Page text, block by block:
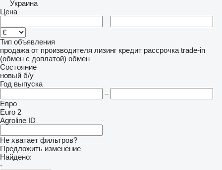
Украина
Цена
–
Тип объявления
продажа от производителя лизинг кредит рассрочка trade-in
(обмен с доплатой) обмен
Состояние
новый б/у
Год выпуска
–
Евро
Euro 2
Agroline ID
Не хватает фильтров?
Предложить изменение
Найдено:
-